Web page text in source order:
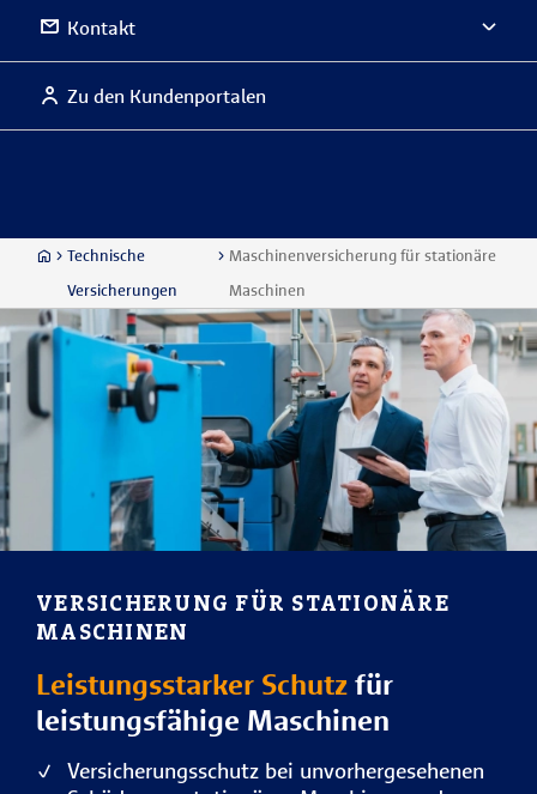
Kontakt
Zu den Kundenportalen
Technische
Versicherungen
Maschinenversicherung für stationäre
Maschinen
VERSICHERUNG FÜR STATIONÄRE
MASCHINEN
Leistungsstarker Schutz für
leistungsfähige Maschinen
Versicherungsschutz bei unvorhergesehenen